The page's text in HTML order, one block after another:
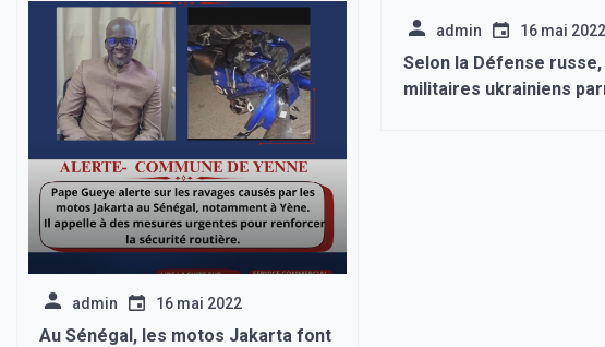
admin 16 mai 2022
Au Sénégal, les motos Jakarta font
admin 16 mai 2022
Selon la Défense russe,
militaires ukrainiens